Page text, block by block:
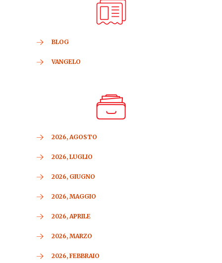
BLOG
VANGELO
2026, AGOSTO
2026, LUGLIO
2026, GIUGNO
2026, MAGGIO
2026, APRILE
2026, MARZO
2026, FEBBRAIO